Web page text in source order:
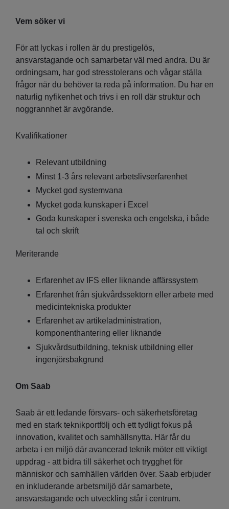
Vem söker vi
För att lyckas i rollen är du prestigelös,
ansvarstagande och samarbetar väl med andra. Du är
ordningsam, har god stresstolerans och vågar ställa
frågor när du behöver ta reda på information. Du har en
naturlig nyfikenhet och trivs i en roll där struktur och
noggrannhet är avgörande.
Kvalifikationer
Relevant utbildning
Minst 1-3 års relevant arbetslivserfarenhet
Mycket god systemvana
Mycket goda kunskaper i Excel
Goda kunskaper i svenska och engelska, i både
tal och skrift
Meriterande
Erfarenhet av IFS eller liknande affärssystem
Erfarenhet från sjukvårdssektorn eller arbete med
medicintekniska produkter
Erfarenhet av artikeladministration,
komponenthantering eller liknande
Sjukvårdsutbildning, teknisk utbildning eller
ingenjörsbakgrund
Om Saab
Saab är ett ledande försvars- och säkerhetsföretag
med en stark teknikportfölj och ett tydligt fokus på
innovation, kvalitet och samhällsnytta. Här får du
arbeta i en miljö där avancerad teknik möter ett viktigt
uppdrag - att bidra till säkerhet och trygghet för
människor och samhällen världen över. Saab erbjuder
en inkluderande arbetsmiljö där samarbete,
ansvarstagande och utveckling står i centrum.